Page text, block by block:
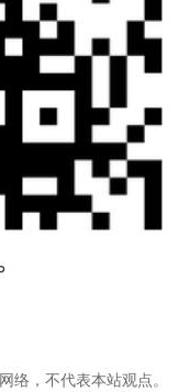
络，不代表本站观点。